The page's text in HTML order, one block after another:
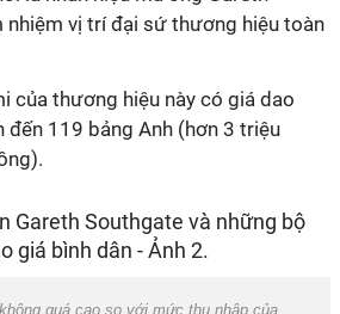
nhiệm vị trí đại sứ thương hiệu toàn
của thương hiệu này có giá dao
119 bảng Anh (hơn 3 triệu
quá cao so với mức thu nhập của